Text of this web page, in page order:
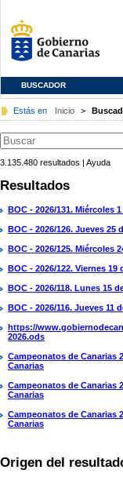
BUSCADOR
Estás en Inicio >
3.135.480 resultados | Ayuda
Resultados
BOC - 2026/131. Miércoles
BOC - 2026/126. Jueves 25
BOC - 2026/125. Miércoles
BOC - 2026/122. Viernes 19
BOC - 2026/118. Lunes 15
BOC - 2026/116. Jueves 11
https://
2026.ods
Campeonatos de Canarias
Canarias
Campeonatos de Canarias
Canarias
Campeonatos de Canarias
Canarias
Origen del